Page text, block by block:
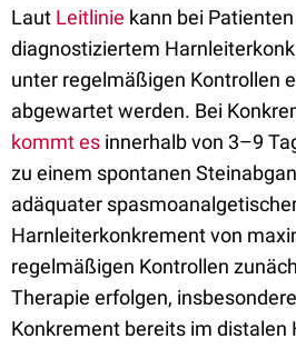
Laut Leitlinie kann bei
diagnostiziertem
unter regelmäßigen Kontrollen
abgewartet werden. Bei
kommt es innerhalb von 3–9
zu einem spontanen
adäquater
Harnleiterkonkrement von
regelmäßigen Kontrollen
Therapie erfolgen,
Konkrement bereits im distalen